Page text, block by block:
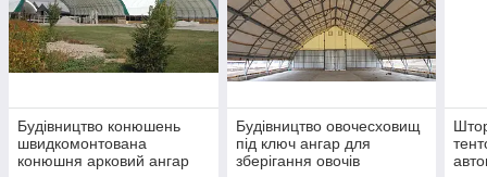
Будівництво конюшень
швидкомонтована
конюшня арковий ангар
Будівництво овочесховищ
під ключ ангар для
зберігання овочів